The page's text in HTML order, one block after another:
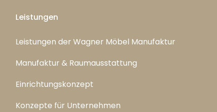
Leistungen
Leistungen der Wagner Möbel Manufaktur
Manufaktur & Raumausstattung
Einrichtungskonzept
Konzepte für Unternehmen